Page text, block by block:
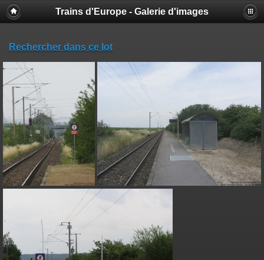
Trains d'Europe - Galerie d'images
Rechercher dans ce lot